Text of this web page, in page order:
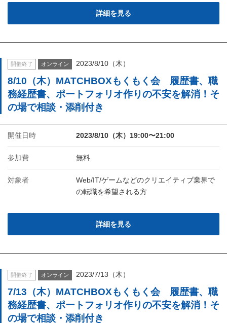
詳細を見る
開催終了 オンライン 2023/8/10（木）
8/10（木）MATCHBOXもくもく会 履歴書、職
務経歴書、ポートフォリオ作りの不安を解消！そ
の場で相談・添削付き
開催日時 2023/8/10（木）19:00〜21:00
参加費 無料
対象者
Web/IT/ゲームなどのクリエイティブ業界で
の転職を希望される方
詳細を見る
開催終了 オンライン 2023/7/13（木）
7/13（木）MATCHBOXもくもく会 履歴書、職
務経歴書、ポートフォリオ作りの不安を解消！そ
の場で相談・添削付き